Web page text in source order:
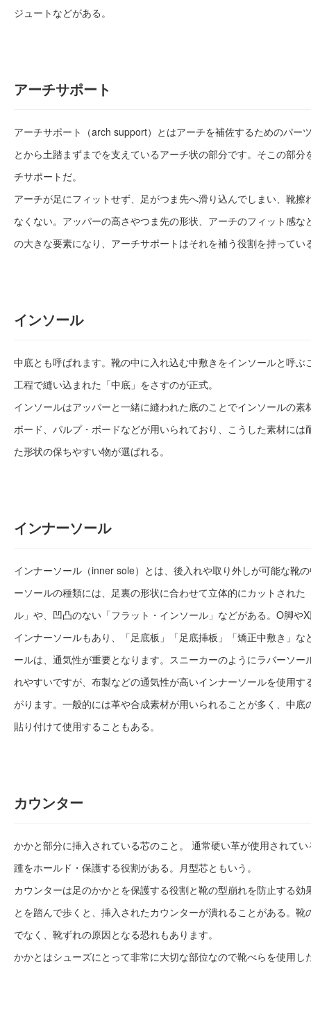
ジュートなどがある。
アーチサポート
アーチサポート（arch support）とはアーチを補佐するためのパー
とから土踏まずまでを支えているアーチ状の部分です。そこの部分
チサポートだ。
アーチが足にフィットせず、足がつま先へ滑り込んでしまい、靴擦
なくない。アッパーの高さやつま先の形状、アーチのフィット感な
の大きな要素になり、アーチサポートはそれを補う役割を持ってい
インソール
中底とも呼ばれます。靴の中に入れ込む中敷きをインソールと呼ぶ
工程で縫い込まれた「中底」をさすのが正式。
インソールはアッパーと一緒に縫われた底のことでインソールの素
ボード、パルプ・ボードなどが用いられており、こうした素材には
た形状の保ちやすい物が選ばれる。
インナーソール
インナーソール（inner sole）とは、後入れや取り外しが可能な靴
ーソールの種類には、足裏の形状に合わせて立体的にカットされた
ル」や、凹凸のない「フラット・インソール」などがある。O脚や
インナーソールもあり、「足底板」「足底挿板」「矯正中敷き」な
ールは、通気性が重要となります。スニーカーのようにラバーソー
れやすいですが、布製などの通気性が高いインナーソールを使用す
がります。一般的には革や合成素材が用いられることが多く、中底
貼り付けて使用することもある。
カウンター
かかと部分に挿入されている芯のこと。 通常硬い革が使用されて
踵をホールド・保護する役割がある。月型芯ともいう。
カウンターは足のかかとを保護する役割と靴の型崩れを防止する効
とを踏んで歩くと、挿入されたカウンターが潰れることがある。靴
でなく、靴ずれの原因となる恐れもあります。
かかとはシューズにとって非常に大切な部位なので靴べらを使用し